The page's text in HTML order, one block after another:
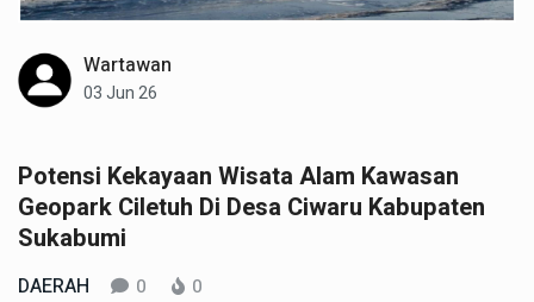
Wartawan
03 Jun 26
Potensi Kekayaan Wisata Alam Kawasan
Geopark Ciletuh Di Desa Ciwaru Kabupaten
Sukabumi
DAERAH 0 0